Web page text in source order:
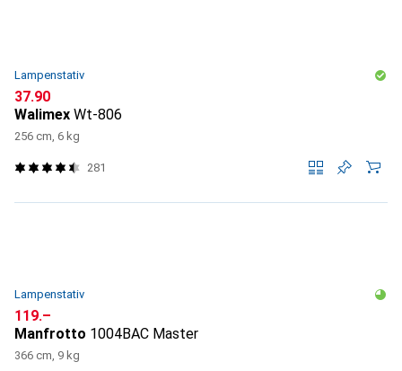
Lampenstativ
CHF
37.90
Walimex Wt-806
256 cm, 6 kg
281
Lampenstativ
CHF
119.–
Manfrotto 1004BAC Master
366 cm, 9 kg